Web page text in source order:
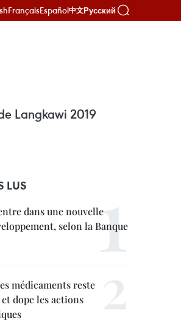
FrançaisEspañol中文Русский
Langkawi 2019
LUS
dans une nouvelle
selon la Banque
médicaments reste
dope les actions